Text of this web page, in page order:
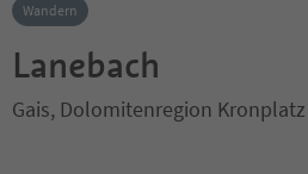
Wandern
Lanebach
Gais, Dolomitenregion Kronplatz